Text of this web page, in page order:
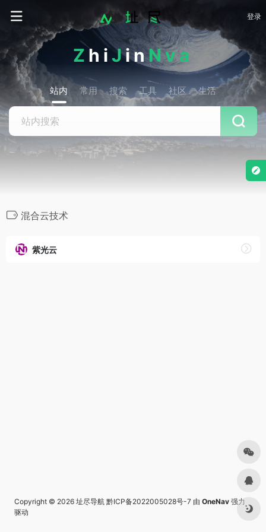
登录
ZhiJinNva
站内 常用 搜索 工具 社区 生活
混合云技术
紫光云
Copyright © 2026 址尽导航 黔ICP备2022005028号-7 由 OneNav 强力
驱动